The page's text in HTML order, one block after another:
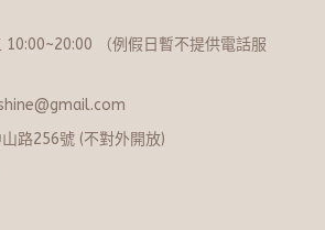
（例假日暫不提供電話服
路256號 (不對外開放)